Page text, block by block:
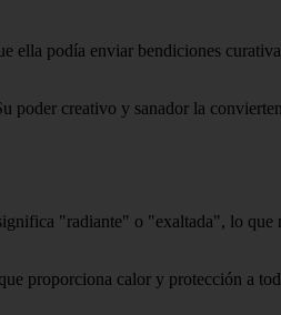
podía enviar bendiciones
poder creativo y sanador la
"radiante" o "exaltada", lo que
proporciona calor y protección a